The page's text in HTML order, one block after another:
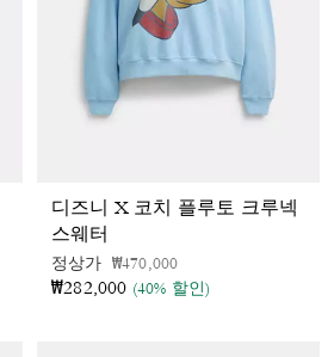
디즈니 X 코치 플루토 크루넥
스웨터
정상가 가격 인하 전
₩470,000인하됨
₩282,000 (40% 할인)